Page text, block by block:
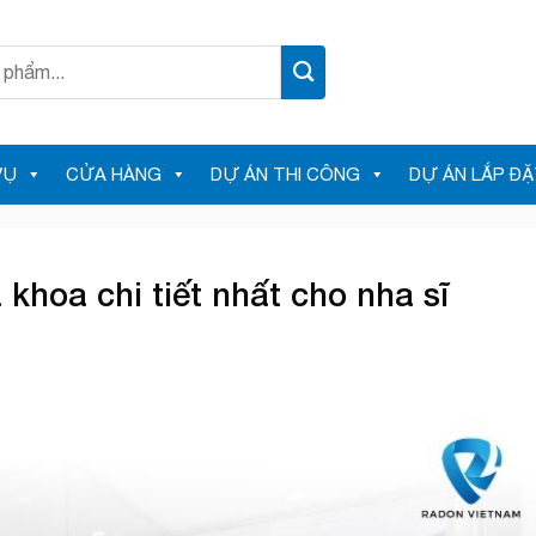
CỬA HÀNG DỰ ÁN THI CÔNG DỰ ÁN LẮP
chi tiết nhất cho nha sĩ